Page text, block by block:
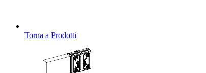
Torna a Prodotti